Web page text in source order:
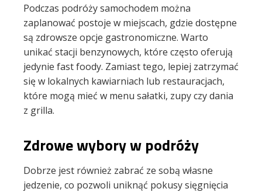
Podczas podróży samochodem można
zaplanować postoje w miejscach, gdzie dostępne
są zdrowsze opcje gastronomiczne. Warto
unikać stacji benzynowych, które często oferują
jedynie fast foody. Zamiast tego, lepiej zatrzymać
się w lokalnych kawiarniach lub restauracjach,
które mogą mieć w menu sałatki, zupy czy dania
z grilla.
Zdrowe wybory w podróży
Dobrze jest również zabrać ze sobą własne
jedzenie, co pozwoli uniknąć pokusy sięgnięcia